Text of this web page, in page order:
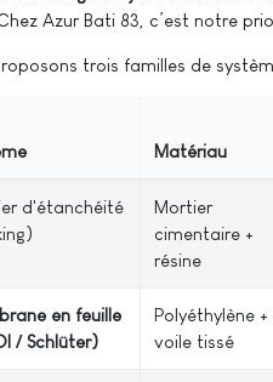
Azur Bati 83, c’est notre
trois familles de
Matériau
d'étanchéité
Mortier
cimentaire +
résine
en feuille
/ Schlüter)
Polyéthylène +
voile tissé